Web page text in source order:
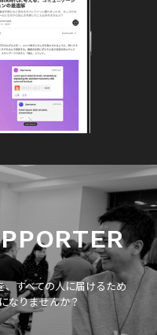
、すべての人に届けるため
なりませんか？